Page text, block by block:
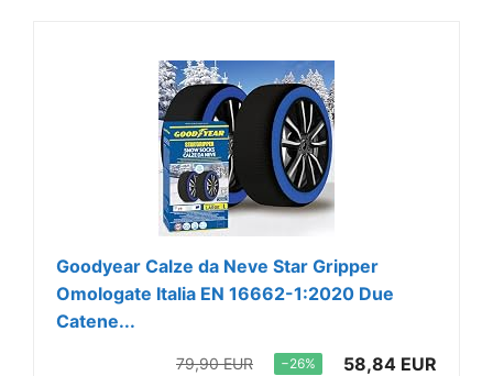
Goodyear Calze da Neve Star Gripper
Omologate Italia EN 16662-1:2020 Due
Catene...
79,90 EUR −26% 58,84 EUR